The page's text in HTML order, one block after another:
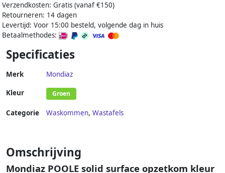
Verzendkosten: Gratis (vanaf €150)
Retourneren: 14 dagen
Levertijd: Voor 15:00 besteld, volgende dag in huis
Betaalmethodes:
Specificaties
Merk Mondiaz
Kleur Groen
Categorie Waskommen, Wastafels
Omschrijving
Mondiaz POOLE solid surface opzetkom kleur